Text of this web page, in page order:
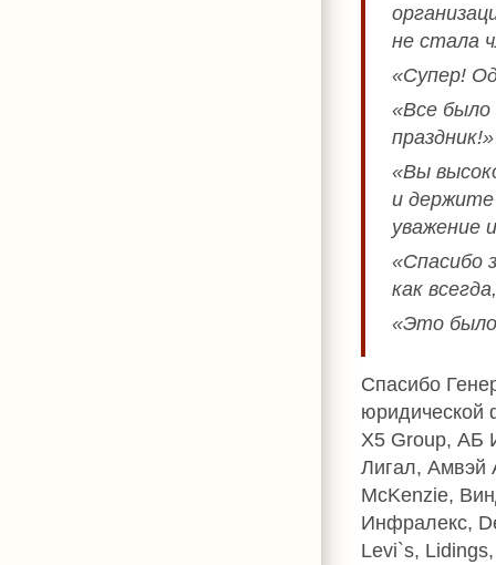
не стала
«Супер!
«Все
праздник!»
«Вы
и
уважение
«Спасибо
как
«Это
Спасибо
юридической
X5 Group, АБ
Лигал, Амвэй
McKenzie,
Инфралекс,
Levi`s,